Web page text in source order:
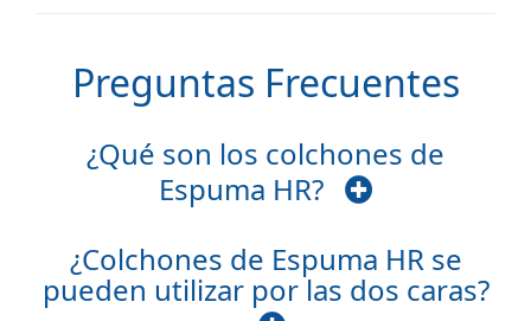
Preguntas Frecuentes
¿Qué son los colchones de
Espuma HR?
¿Colchones de Espuma HR se
pueden utilizar por las dos caras?